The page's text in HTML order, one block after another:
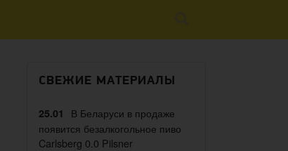
СВЕЖИЕ МАТЕРИАЛЫ
25.01
В Беларуси в продаже
появится безалкогольное пиво
Carlsberg 0.0 Pilsner